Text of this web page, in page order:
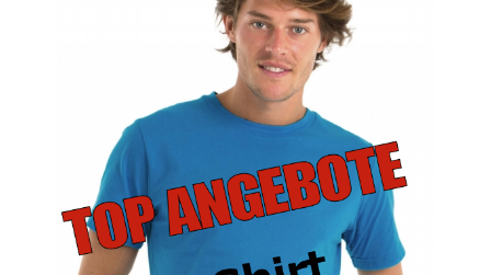
Akbash Hunde T-Shirts Kaufen selber gestalten und
Akbash Hunde T-Shirts Kaufen selber gestalten und
bedrucken
American Bulldog T Shirts Kaufen – Motive selber